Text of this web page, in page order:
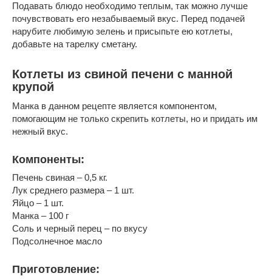
Подавать блюдо необходимо теплым, так можно лучше
почувствовать его незабываемый вкус. Перед подачей
нарубите любимую зелень и присыпьте ею котлеты,
добавьте на тарелку сметану.
Котлеты из свиной печени с манной
крупой
Манка в данном рецепте является компонентом,
помогающим не только скрепить котлеты, но и придать им
нежный вкус.
Компоненты:
Печень свиная – 0,5 кг.
Лук среднего размера – 1 шт.
Яйцо – 1 шт.
Манка – 100 г
Соль и черный перец – по вкусу
Подсолнечное масло
Приготовление: